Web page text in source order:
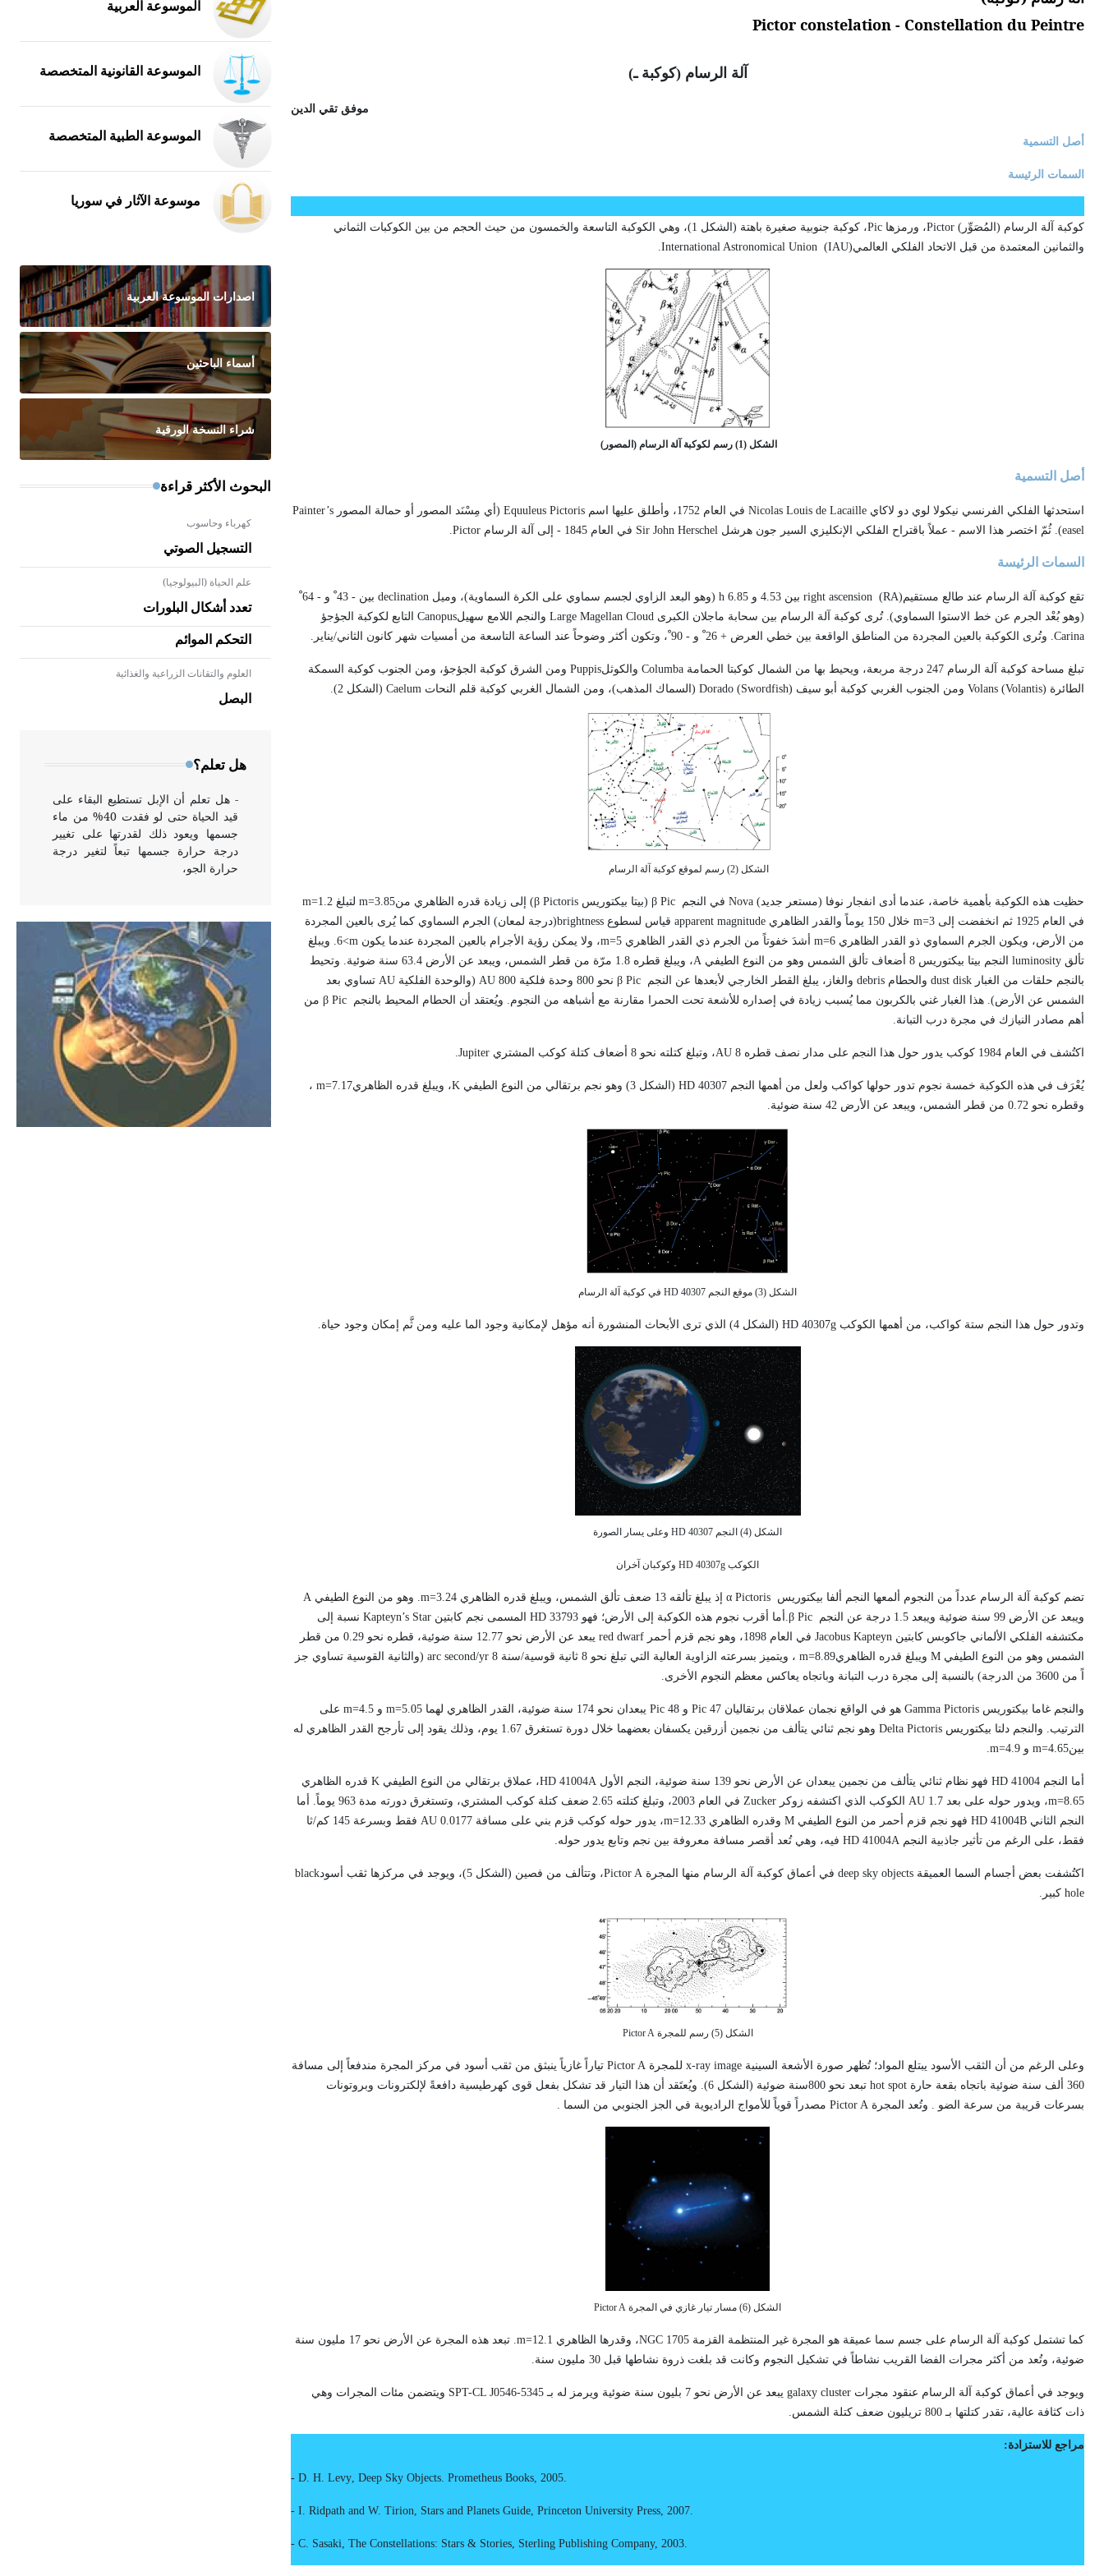
Pictor constelation - Constellation du Peintre
آلة الرسام (كوكبة ـ)
موفق تقي الدين
أصل التسمية
السمات الرئيسة
كوكبة آلة الرسام (المُصَوِّر) Pictor، ورمزها Pic
، كوكبة جنوبية صغيرة باهتة (الشكل 1)، وهي الكوكبة التاسعة والخمسون من حيث الحجم من بين الكوكبات الثماني
والثمانين المعتمدة من قبل الاتحاد الفلكي العالمي(IAU
)
International Astronomical Union
.
الشكل (1) رسم لكوكبة آلة الرسام (المصور)
أصل التسمية
استحدثها الفلكي الفرنسي نيكولا لوي دو لاكاي Nicolas Louis de Lacaille في العام 1752، وأطلق عليها اسم Equuleus Pictoris (أي مِسْنَد المصور أو حمالة المصور Painter’s
easel). ثُمّ اختصر هذا الاسم - عملاً باقتراح الفلكي الإنكليزي السير جون هرشل Sir John Herschel في العام 1845 - إلى آلة الرسام Pictor
.
السمات الرئيسة
تقع كوكبة آلة الرسام عند طالع مستقيم(RA
)
right ascension بين 4.53 و h 6.85 (وهو البعد الزاوي لجسم سماوي على الكرة السماوية)، وميل declination
بين - 43 ْ و - 64 ْ
(وهو بُعْد الجرم عن خط الاستوا السماوي). تُرى كوكبة آلة الرسام بين سحابة ماجلان الكبرى Large Magellan Cloud والنجم اللامع سهيلCanopus التابع لكوكبة الجؤجؤ
Carina. وتُرى الكوكبة بالعين المجردة من المناطق الواقعة بين خطي العرض + 26 ْ و - 90 ْ، وتكون أكثر وضوحاً عند الساعة التاسعة من أمسيات شهر كانون الثاني/يناير.
تبلغ مساحة كوكبة آلة الرسام 247 درجة مربعة، ويحيط بها من الشمال كوكبتا الحمامة Columba والكوثلPuppis ومن الشرق كوكبة الجؤجؤ، ومن الجنوب كوكبة السمكة
الطائرة (Volantis
)
Volans ومن الجنوب الغربي كوكبة أبو سيف (Swordfish
)
Dorado (السماك المذهب)، ومن الشمال الغربي كوكبة قلم النحات Caelum (الشكل 2).
الشكل (2) رسم لموقع كوكبة آلة الرسام
حظيت هذه الكوكبة بأهمية خاصة، عندما أدى انفجار نوفا (مستعر جديد) Nova في النجم Pic
β (بيتا بيكتوريس Pictoris
β) إلى زيادة قدره الظاهري منm=3.85 لتبلغ m=1.2
في العام 1925 ثم انخفضت إلى
m=3 خلال 150 يوماً والقدر الظاهري apparent magnitude قياس لسطوع brightness(درجة لمعان) الجرم السماوي كما يُرى بالعين المجردة
من الأرض، ويكون الجرم السماوي ذو القدر الظاهري m=6 أشدَ خفوتاً من الجرم ذي القدر الظاهري m=5، ولا يمكن رؤية الأجرام بالعين المجردة عندما يكون m
>6. ويبلغ
تألق luminosity النجم بيتا بيكتوريس 8 أضعاف تألق الشمس وهو من النوع الطيفي A
، ويبلغ قطره 1.8 مرّة من قطر الشمس، ويبعد عن الأرض 63.4 سنة ضوئية. وتحيط
بالنجم حلقات من الغبار dust disk والحطام debris والغاز، يبلغ القطر الخارجي لأبعدها عن النجم Pic
β نحو 800 وحدة فلكية 800 AU (والوحدة الفلكية AU تساوي بعد
الشمس عن الأرض). هذا الغبار غني بالكربون مما يُسبب زيادة في إصداره للأشعة تحت الحمرا مقارنة مع أشباهه من النجوم. ويُعتقد أن الحطام المحيط بالنجم Pic
β من
أهم مصادر النيازك في مجرة درب التبانة.
اكتُشف في العام 1984 كوكب يدور حول هذا النجم على مدار نصف قطره 8 AU، وتبلغ كتلته نحو 8 أضعاف كتلة كوكب المشتري Jupiter
.
يُعْرَف في هذه الكوكبة خمسة نجوم تدور حولها كواكب ولعل من أهمها النجم HD 40307 (الشكل 3) وهو نجم برتقالي من النوع الطيفي K، ويبلغ قدره الظاهريm=7.17 ،
وقطره نحو 0.72 من قطر الشمس، ويبعد عن الأرض 42 سنة ضوئية.
الشكل (3) موقع النجم HD 40307 في كوكبة آلة الرسام
وتدور حول هذا النجم ستة كواكب، من أهمها الكوكب HD 40307g (الشكل 4) الذي ترى الأبحاث المنشورة أنه مؤهل لإمكانية وجود الما عليه ومن ثَّم إمكان وجود حياة.
الشكل (4) النجم HD 40307 وعلى يسار الصورة
الكوكب HD 40307g وكوكبان آخران
تضم كوكبة آلة الرسام عدداً من النجوم ألمعها النجم ألفا بيكتوريس Pictoris
α إذ يبلغ تألقه 13 ضعف تألق الشمس، ويبلغ قدره الظاهري m=3.24. وهو من النوع الطيفي A
ويبعد عن الأرض 99 سنة ضوئية ويبعد 1.5 درجة عن النجم
Pic
β.أما أقرب نجوم هذه الكوكبة إلى الأرض؛ فهو HD 33793 المسمى نجم كابتين Kapteyn’s Star نسبة إلى
مكتشفه الفلكي الألماني جاكوبس كابتين Jacobus Kapteyn في العام 1898، وهو نجم قزم أحمر red dwarf
يبعد عن الأرض نحو 12.77 سنة ضوئية، قطره نحو 0.29 من قطر
الشمس وهو من النوع الطيفي M ويبلغ قدره الظاهريm=8.89 ، ويتميز بسرعته الزاوية العالية التي تبلغ نحو 8 ثانية قوسية/سنة 8 arc second/yr (والثانية القوسية تساوي جز
اً من 3600 من الدرجة) بالنسبة إلى مجرة درب التبانة وباتجاه يعاكس معظم النجوم الأخرى.
والنجم غاما بيكتوريس Gamma Pictoris هو في الواقع نجمان عملاقان برتقاليان 47 Pic و 48 Pic يبعدان نحو 174 سنة ضوئية، القدر الظاهري لهما m=5.05 و m=4.5 على
الترتيب. والنجم دلتا بيكتوريس Delta Pictoris
وهو نجم ثنائي يتألف من نجمين أزرقين يكسفان بعضهما خلال دورة تستغرق 1.67 يوم، وذلك يقود إلى تأرجح القدر الظاهري له
بينm=4.65 و m=4.9
.
أما النجم HD 41004 فهو نظام ثنائي يتألف من نجمين يبعدان عن الأرض نحو 139 سنة ضوئية، النجم الأول HD 41004A، عملاق برتقالي من النوع الطيفي K قدره الظاهري
m=8.65، ويدور حوله على بعد 1.7 AU الكوكب الذي اكتشفه زوكر Zucker
في العام 2003، وتبلغ كتلته 2.65 ضعف كتلة كوكب المشتري، وتستغرق دورته مدة 963 يوماً. أما
النجم الثاني HD 41004B فهو نجم قزم أحمر من النوع الطيفي M وقدره الظاهري m=12.33، يدور حوله كوكب قزم بني على مسافة 0.0177 AU
فقط وبسرعة 145 كم/ثا
فقط، على الرغم من تأثير جاذبية النجم HD 41004A فيه، وهي تُعد أقصر مسافة معروفة بين نجم وتابع يدور حوله.
اكتُشفت بعض أجسام السما العميقة deep sky objects في أعماق كوكبة آلة الرسام منها المجرة Pictor A، وتتألف من فصين (الشكل 5)، ويوجد في مركزها ثقب أسود
black
hole كبير.
الشكل (5) رسم للمجرة Pictor A
وعلى الرغم من أن الثقب الأسود يبتلع المواد؛ تُظهر صورة الأشعة السينية x-ray image للمجرة Pictor A تياراً غازياً ينبثق من ثقب أسود في مركز المجرة مندفعاً إلى مسافة
360 ألف سنة ضوئية باتجاه بقعة حارة
hot spot
تبعد نحو 800سنة ضوئية (الشكل 6). ويُعتَقد أن هذا التيار قد تشكل بفعل قوى كهرطيسية دافعةً لإلكترونات وبروتونات
بسرعات قريبة من سرعة الضو . وتُعد المجرة Pictor A مصدراً قوياً للأمواج الراديوية في الجز الجنوبي من السما .
الشكل (6) مسار تيار غازي في المجرة Pictor A
كما تشتمل كوكبة آلة الرسام على جسم سما عميقة هو المجرة غير المنتظمة القزمة NGC 1705، وقدرها الظاهري m=12.1
. تبعد هذه المجرة عن الأرض نحو 17 مليون سنة
ضوئية، وتُعد من أكثر مجرات الفضا القريب نشاطاً في تشكيل النجوم وكانت قد بلغت ذروة نشاطها قبل 30 مليون سنة.
ويوجد في أعماق كوكبة آلة الرسام عنقود مجرات galaxy cluster يبعد عن الأرض نحو 7 بليون سنة ضوئية ويرمز له بـ SPT-CL J0546-5345 ويتضمن مئات المجرات وهي
ذات كثافة عالية، تقدر كتلتها بـ 800 تريليون ضعف كتلة الشمس.
مراجع للاستزادة:
- D. H. Levy, Deep Sky Objects. Prometheus Books, 2005.
- I. Ridpath and W. Tirion, Stars and Planets Guide, Princeton University Press, 2007.
- C. Sasaki, The Constellations: Stars & Stories, Sterling Publishing Company, 2003.
الموسوعة العربية
الموسوعة القانونية المتخصصة
الموسوعة الطبية المتخصصة
موسوعة الآثار في سوريا
اصدارات الموسوعة العربية
أسماء الباحثين
شراء النسخة الورقية
البحوث الأكثر قراءة
كهرباء وحاسوب
التسجيل الصوتي
علم الحياة (البيولوجيا)
تعدد أشكال البلورات
التحكم الموائم
العلوم والتقانات الزراعية والغذائية
البصل
هل تعلم؟
- هل تعلم أن الأبلق نوع من الفنون
الهندسية التي ارتبطت بالعمارة
الإسلامية في بلاد الشام ومصر خاصة،
- هل تعلم أن الإبل تستطيع البقاء على
قيد الحياة حتى لو فقدت 40% من ماء
جسمها ويعود ذلك لقدرتها على تغيير
درجة حرارة جسمها تبعاً لتغير درجة
حرارة الجو،
- هل تعلم أن أبقراط كتب في الطب
أربعة مؤلفات هي: الحكم، الأدلة، تنظيم
التغذية، ورسالته في جروح الرأس.
ويعود له الفضل بأنه حرر الطب من
الدين والفلسفة.
- هل تعلم أن المرجان إفراز حيواني
يتكون في البحر ويتركب من مادة
كربونات الكلسيوم، وهو أحمر أو شديد
الحمرة وهو أجود أنواعه، ويمتاز بكبر
الحجم ويسمى الش